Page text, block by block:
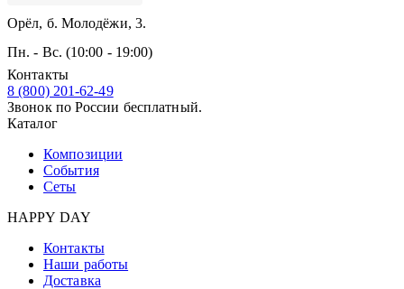
Орёл, б. Молодёжи, 3.
Пн. - Вс. (10:00 - 19:00)
Контакты
8 (800) 201-62-49
Звонок по России бесплатный.
Каталог
Композиции
События
Сеты
HAPPY DAY
Контакты
Наши работы
Доставка